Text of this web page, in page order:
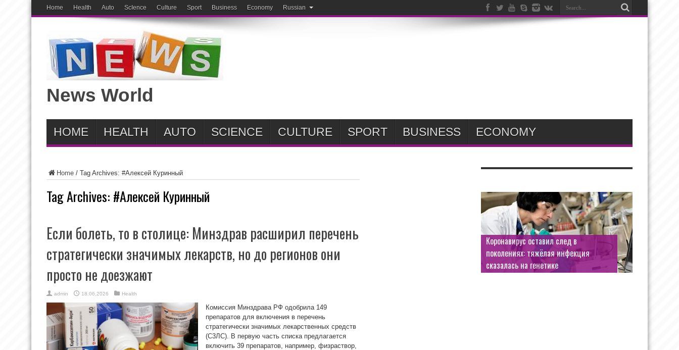
Home Health Auto ScIence Culture Sport Business Economy Russian
News World
HOME HEALTH AUTO SCIENCE CULTURE SPORT BUSINESS ECONOMY
Home / Tag Archives: #Алексей Куринный
Tag Archives: #Алексей Куринный
Если болеть, то в столице: Минздрав расширил перечень
стратегически значимых лекарств, но до регионов они
просто не доезжают
admin 18.06.2026 Health
Комиссия Минздрава РФ одобрила 149
препаратов для включения в перечень
стратегически значимых лекарственных средств
(С3ЛС). В первую часть списка предлагается
включить 39 препаратов, например, физраствор,
Коронавирус оставил след в
поколениях: тяжёлая инфекция
сказалась на генетике